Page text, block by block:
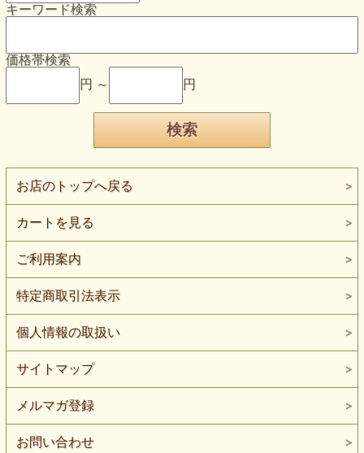
キーワード検索
価格帯検索
円 ～
円
お店のトップへ戻る
カートを見る
ご利用案内
特定商取引法表示
個人情報の取扱い
サイトマップ
メルマガ登録
お問い合わせ